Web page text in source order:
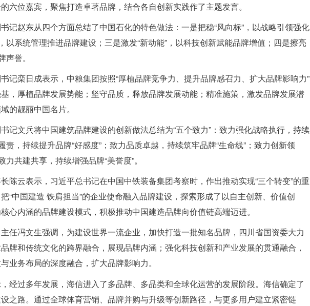
六位嘉宾，聚焦打造卓著品牌，结合各自创新实践作了主题发言。
记赵东从四个方面总结了中国石化的特色做法：一是把稳“风向标”，以战略引领强化
以系统管理推进品牌建设；三是激发“新动能”，以科技创新赋能品牌增值；四是擦亮
誉。
记栾日成表示，中粮集团按照“厚植品牌竞争力、提升品牌感召力、扩大品牌影响力”
，厚植品牌发展势能；坚守品质，释放品牌发展动能；精准施策，激发品牌发展潜
的靓丽中国名片。
记文兵将中国建筑品牌建设的创新做法总结为“五个致力”：致力强化战略执行，持续
责，持续提升品牌“好感度”；致力品质卓越，持续筑牢品牌“生命线”；致力创新领
共建共享，持续增强品牌“美誉度”。
陈云表示，习近平总书记在中国中铁装备集团考察时，作出推动实现“三个转变”的重
“中国建造 铁肩担当”的企业使命融入品牌建设，探索形成了以自主创新、价值创
心内涵的品牌建设模式，积极推动中国建造品牌向价值链高端迈进。
任冯文生强调，为建设世界一流企业，加快打造一批知名品牌，四川省国资委大力
牌和传统文化的跨界融合，展现品牌内涵；强化科技创新和产业发展的贯通融合，
业务布局的深度融合，扩大品牌影响力。
经过多年发展，海信进入了多品牌、多品类和全球化运营的发展阶段。海信确定了
之路。通过全球体育营销、品牌并购与升级等创新路径，与更多用户建立紧密链